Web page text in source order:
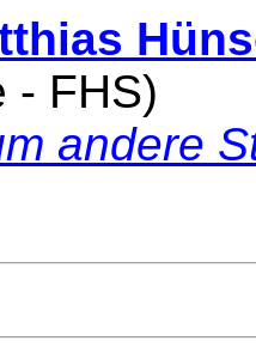
- FHS)
andere